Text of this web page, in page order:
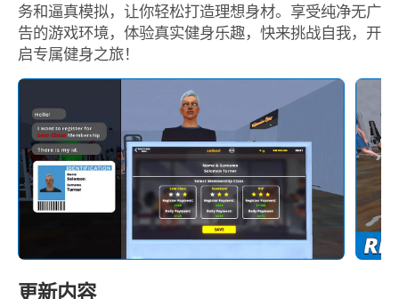
务和逼真模拟，让你轻松打造理想身材。享受纯净无广
告的游戏环境，体验真实健身乐趣，快来挑战自我，开
启专属健身之旅！
更新内容